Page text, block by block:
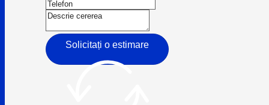
Solicitați o estimare